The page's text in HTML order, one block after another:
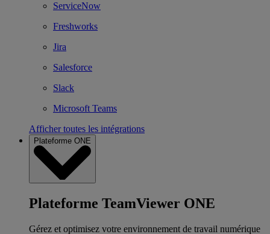
ServiceNow
Freshworks
Jira
Salesforce
Slack
Microsoft Teams
Afficher toutes les intégrations
Plateforme ONE
Plateforme TeamViewer ONE
Gérez et optimisez votre environnement de travail numérique